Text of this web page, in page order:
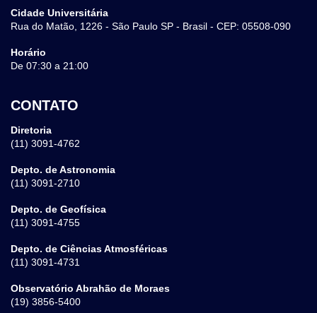
Cidade Universitária
Rua do Matão, 1226 - São Paulo SP - Brasil - CEP: 05508-090
Horário
De 07:30 a 21:00
CONTATO
Diretoria
(11) 3091-4762
Depto. de Astronomia
(11) 3091-2710
Depto. de Geofísica
(11) 3091-4755
Depto. de Ciências Atmosféricas
(11) 3091-4731
Observatório Abrahão de Moraes
(19) 3856-5400